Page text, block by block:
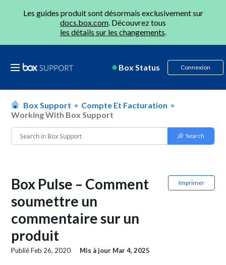
Les guides produit sont désormais exclusivement sur
docs.box.com. Découvrez tous
les détails sur les changements.
Box Status Connexion
Box Support
Compte Et Facturation
Working With Box Support
Imprimer
Box Pulse – Comment
soumettre un
commentaire sur un
produit
PubliéFeb 26, 2020 Mis à jour Mar 4, 2025